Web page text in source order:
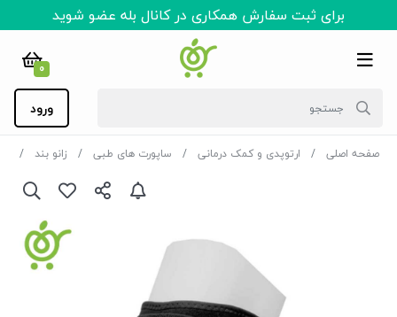
برای ثبت سفارش همکاری در کانال بله عضو شوید
0
ورود
صفحه اصلی ارتوپدی و کمک درمانی ساپورت های طبی زانو بند